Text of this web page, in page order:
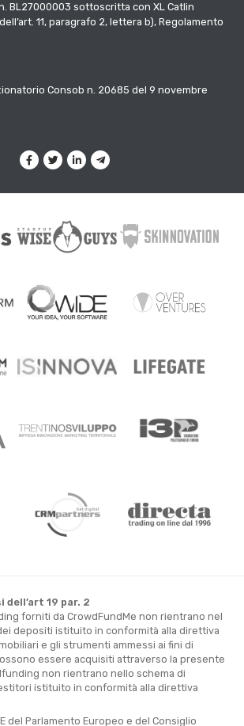
BL27000003 sottoscritta con XL Catlin
11, paragrafo 2, lettera b), Regolamento
Consob n. 20685 del 9 novembre
dell’art 19 par. 2
forniti da CrowdFundMe non rientrano nel
depositi istituito in conformità alla direttiva
e gli strumenti ammessi ai fini di
essere acquisiti attraverso la presente
non rientrano nello schema di
istituito in conformità alla direttiva
del Parlamento Europeo e del Consiglio